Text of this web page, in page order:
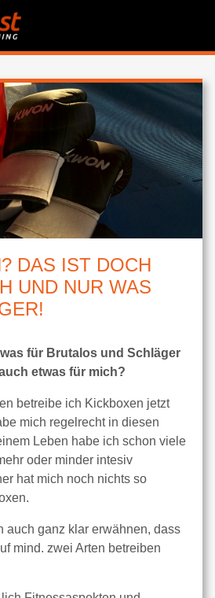
DAS IST DOCH
UND NUR WAS
für Brutalos und Schläger
etwas für mich?
betreibe ich Kickboxen jetzt
mich regelrecht in diesen
Leben habe ich schon viele
oder minder intesiv
hat mich noch nichts so
auch ganz klar erwähnen, dass
mind. zwei Arten betreiben